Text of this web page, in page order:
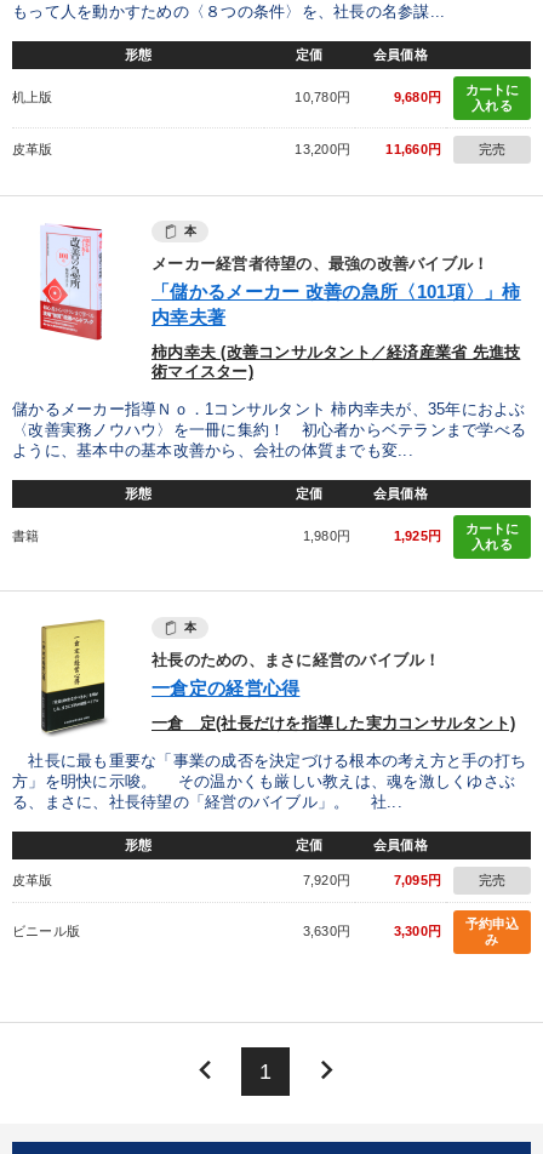
もって人を動かすための〈８つの条件〉を、社長の名参謀...
形態 定価 会員価格
机上版 10,780円 9,680円
カートに
入れる
皮革版 13,200円 11,660円 完売
本
メーカー経営者待望の、最強の改善バイブル！
「儲かるメーカー 改善の急所〈101項〉」柿
内幸夫著
柿内幸夫 (改善コンサルタント／経済産業省 先進技
術マイスター)
儲かるメーカー指導Ｎｏ．1コンサルタント 柿内幸夫が、35年におよぶ
〈改善実務ノウハウ〉を一冊に集約！ 初心者からベテランまで学べる
ように、基本中の基本改善から、会社の体質までも変...
形態 定価 会員価格
書籍 1,980円 1,925円
カートに
入れる
本
社長のための、まさに経営のバイブル！
一倉定の経営心得
一倉 定(社長だけを指導した実力コンサルタント)
社長に最も重要な「事業の成否を決定づける根本の考え方と手の打ち
方」を明快に示唆。 その温かくも厳しい教えは、魂を激しくゆさぶ
る、まさに、社長待望の「経営のバイブル」。 社...
形態 定価 会員価格
皮革版 7,920円 7,095円 完売
ビニール版 3,630円 3,300円
予約申込
み
keyboard_arrow_left 1 keyboard_arrow_right